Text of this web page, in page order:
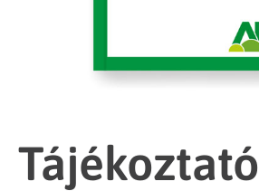
Tájékoztató